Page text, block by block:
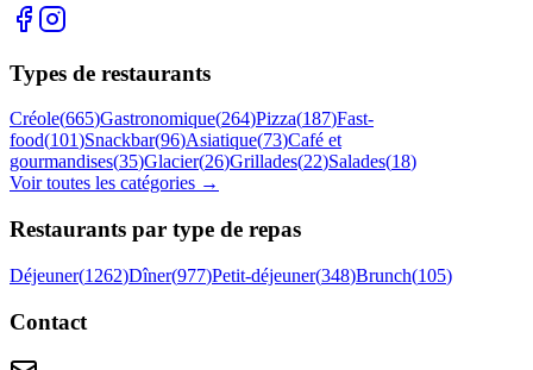
Types de restaurants
Créole(665)Gastronomique(264)Pizza(187)Fast-
food(101)Snackbar(96)Asiatique(73)Café et
gourmandises(35)Glacier(26)Grillades(22)Salades(18)
Voir toutes les catégories →
Restaurants par type de repas
Déjeuner(1262)Dîner(977)Petit-déjeuner(348)Brunch(105)
Contact